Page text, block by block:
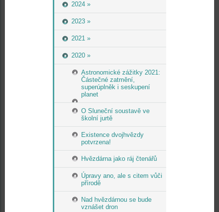
2024 »
2023 »
2021 »
2020 »
Astronomické zážitky 2021:
Částečné zatmění,
superúplněk i seskupení
planet
O Sluneční soustavě ve
školní jurtě
Existence dvojhvězdy
potvrzena!
Hvězdárna jako ráj čtenářů
Úpravy ano, ale s citem vůči
přírodě
Nad hvězdárnou se bude
vznášet dron